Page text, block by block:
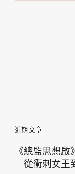
近期文章
《總監思想
｜從衝刺女